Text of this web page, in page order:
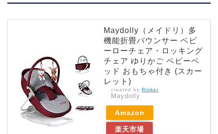
Maydolly（メイドリ）多
機能折畳バウンサー ベビ
ーローチェア・ロッキング
チェア ゆりかご ベビーベ
ッド おもちゃ付き (スカー
レット)
created by Rinker
Maydolly
Amazon
楽天市場